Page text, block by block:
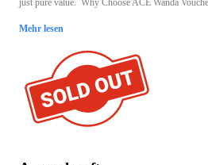
just pure value. Why Choose ACE Wanda
Mehr lesen